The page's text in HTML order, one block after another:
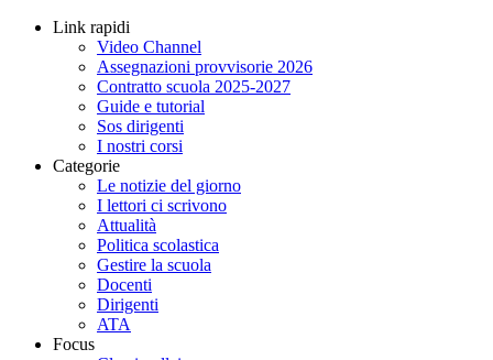
Link rapidi
Video Channel
Assegnazioni provvisorie 2026
Contratto scuola 2025-2027
Guide e tutorial
Sos dirigenti
I nostri corsi
Categorie
Le notizie del giorno
I lettori ci scrivono
Attualità
Politica scolastica
Gestire la scuola
Docenti
Dirigenti
ATA
Focus